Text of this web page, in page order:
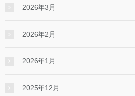
2026年3月
2026年2月
2026年1月
2025年12月